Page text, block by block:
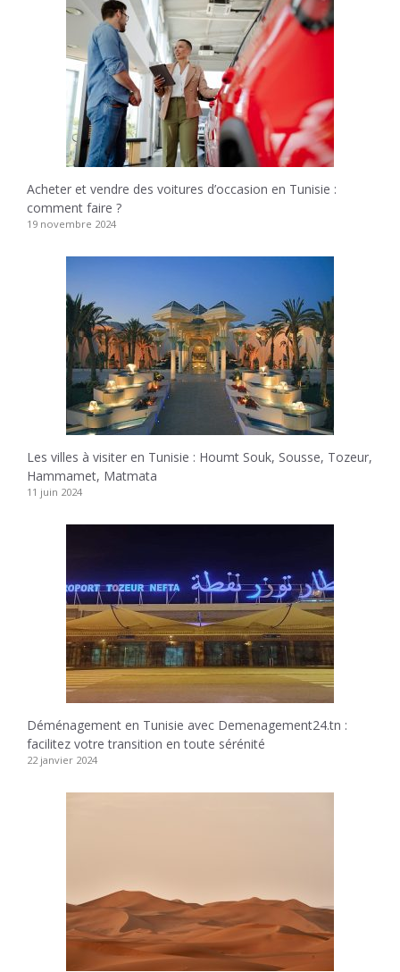
Acheter et vendre des voitures d’occasion en Tunisie :
comment faire ?
19 novembre 2024
Les villes à visiter en Tunisie : Houmt Souk, Sousse, Tozeur,
Hammamet, Matmata
11 juin 2024
Déménagement en Tunisie avec Demenagement24.tn :
facilitez votre transition en toute sérénité
22 janvier 2024